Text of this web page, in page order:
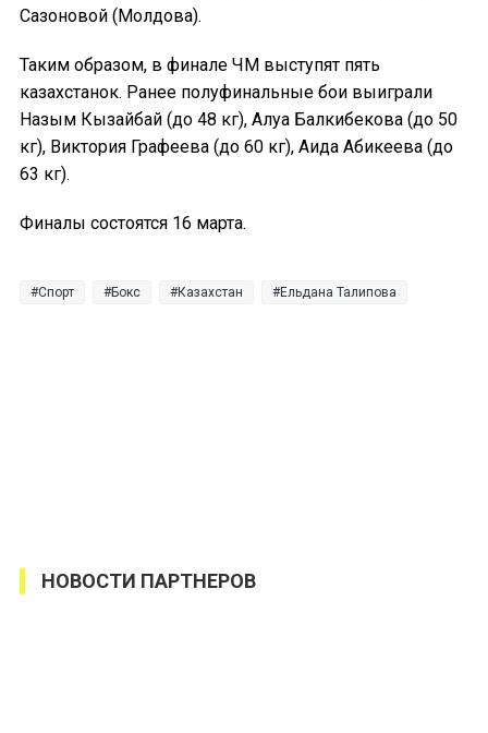
Сазоновой (Молдова).
Таким образом, в финале ЧМ выступят пять
казахстанок. Ранее полуфинальные бои выиграли
Назым Кызайбай (до 48 кг), Алуа Балкибекова (до 50
кг), Виктория Графеева (до 60 кг), Аида Абикеева (до
63 кг).
Финалы состоятся 16 марта.
Спорт Бокс Казахстан Ельдана Талипова
НОВОСТИ ПАРТНЕРОВ